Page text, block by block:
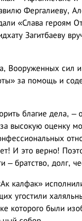
Фергалиеву,
«Слава героям
Загитбаеву
Вооруженных сил
за помощь и
благие дела, –
высокую оценку
И это верно!
– братство, долг,
калфак»
угостили
которого были